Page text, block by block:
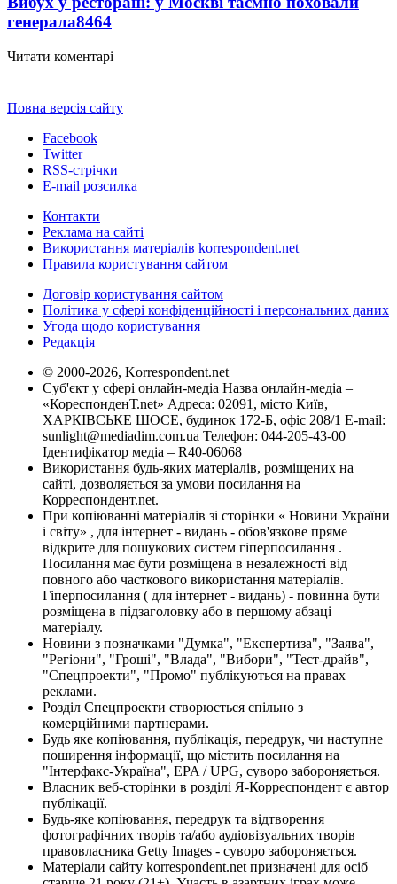
генерала8464
Читати коментарі
Повна версія сайту
Facebook
Twitter
RSS-стрічки
E-mail розсилка
Контакти
Реклама на сайті
Використання матеріалів korrespondent.net
Правила користування сайтом
Договір користування сайтом
Політика у сфері конфіденційності і персональних даних
Угода щодо користування
Редакція
© 2000-2026, Korrespondent.net
Суб'єкт у сфері онлайн-медіа Назва онлайн-медіа –
«КореспонденТ.net» Адреса: 02091, місто Київ,
ХАРКІВСЬКЕ ШОСЕ, будинок 172-Б, офіс 208/1 E-mail:
sunlight@mediadim.com.ua Телефон: 044-205-43-00
Ідентифікатор медіа – R40-06068
Використання будь-яких матеріалів, розміщених на
сайті, дозволяється за умови посилання на
Корреспондент.net.
При копіюванні матеріалів зі сторінки « Новини України
і світу» , для інтернет - видань - обов'язкове пряме
відкрите для пошукових систем гіперпосилання .
Посилання має бути розміщена в незалежності від
повного або часткового використання матеріалів.
Гіперпосилання ( для інтернет - видань) - повинна бути
розміщена в підзаголовку або в першому абзаці
матеріалу.
Новини з позначками "Думка", "Експертиза", "Заява",
"Регіони", "Гроші", "Влада", "Вибори", "Тест-драйв",
"Спецпроекти", "Промо" публікуються на правах
реклами.
Розділ Спецпроекти створюється спільно з
комерційними партнерами.
Будь яке копіювання, публікація, передрук, чи наступне
поширення інформації, що містить посилання на
"Інтерфакс-Україна", EPA / UPG, суворо забороняється.
Власник веб-сторінки в розділі Я-Корреспондент є автор
публікації.
Будь-яке копіювання, передрук та відтворення
фотографічних творів та/або аудіовізуальних творів
правовласника Getty Images - суворо забороняється.
Матеріали сайту korrespondent.net призначені для осіб